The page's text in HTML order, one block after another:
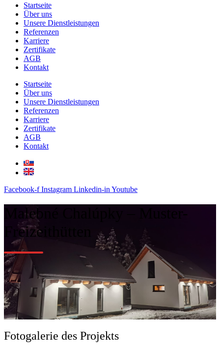
Startseite
Über uns
Unsere Dienstleistungen
Referenzen
Karriere
Zertifikate
AGB
Kontakt
Startseite
Über uns
Unsere Dienstleistungen
Referenzen
Karriere
Zertifikate
AGB
Kontakt
Facebook-f Instagram Linkedin-in Youtube
Malebné Chalúpky – Muster-
Freizeithütten
Fotogalerie des Projekts